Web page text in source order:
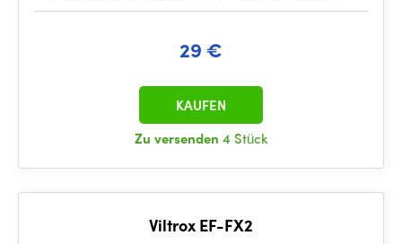
29 €
Zu versenden 4 Stück
KAUFEN
Viltrox EF-FX2